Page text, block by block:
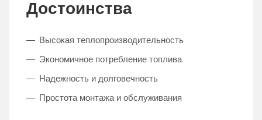
Достоинства
Высокая теплопроизводительность
Экономичное потребление топлива
Надежность и долговечность
Простота монтажа и обслуживания